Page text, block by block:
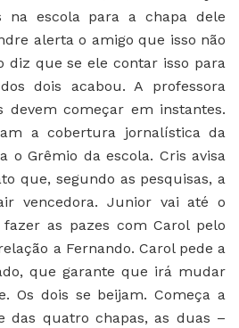
na escola para a chapa dele
alerta o amigo que isso não
diz que se ele contar isso para
dois acabou. A professora
devem começar em instantes.
a cobertura jornalística da
o Grêmio da escola. Cris avisa
que, segundo as pesquisas, a
vencedora. Junior vai até o
as pazes com Carol pelo
a Fernando. Carol pede a
que garante que irá mudar
Os dois se beijam. Começa a
das quatro chapas, as duas –